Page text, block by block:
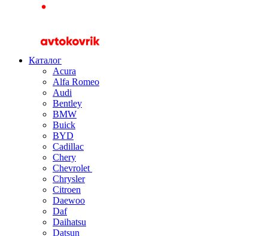
Каталог
Acura
Alfa Romeo
Audi
Bentley
BMW
Buick
BYD
Cadillac
Chery
Chevrolet
Chrysler
Citroen
Daewoo
Daf
Daihatsu
Datsun